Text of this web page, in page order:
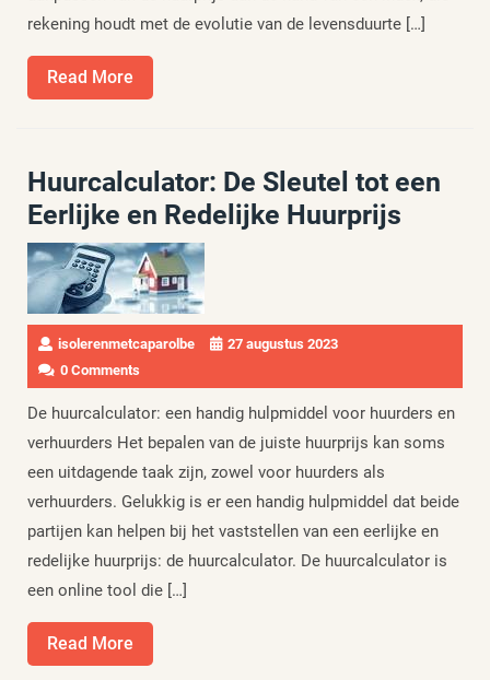
rekening houdt met de evolutie van de levensduurte […]
Read More
More
Huurcalculator: De Sleutel tot een
Eerlijke en Redelijke Huurprijs
isolerenmetcaparolbe
27 augustus 2023
0 Comments
De huurcalculator: een handig hulpmiddel voor huurders en
verhuurders Het bepalen van de juiste huurprijs kan soms
een uitdagende taak zijn, zowel voor huurders als
verhuurders. Gelukkig is er een handig hulpmiddel dat beide
partijen kan helpen bij het vaststellen van een eerlijke en
redelijke huurprijs: de huurcalculator. De huurcalculator is
een online tool die […]
Read More
More